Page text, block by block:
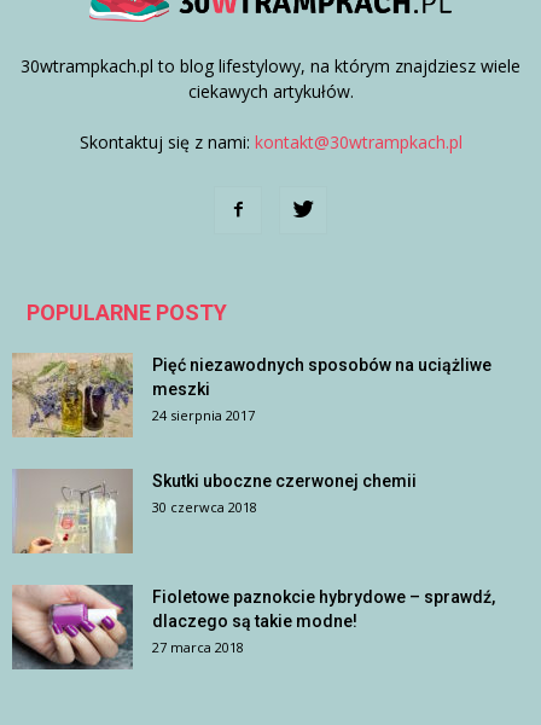
30wtrampkach.pl to blog lifestylowy, na którym znajdziesz wiele
ciekawych artykułów.
Skontaktuj się z nami: kontakt@30wtrampkach.pl
POPULARNE POSTY
Pięć niezawodnych sposobów na uciążliwe
meszki
24 sierpnia 2017
Skutki uboczne czerwonej chemii
30 czerwca 2018
Fioletowe paznokcie hybrydowe – sprawdź,
dlaczego są takie modne!
27 marca 2018